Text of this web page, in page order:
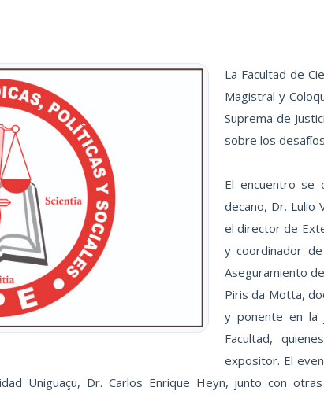
La Facultad de
Magistral y
Suprema de
sobre los
El encuentro se
decano, Dr. Lulio
el director de
y coordinador
Aseguramiento
Piris da Motta,
y ponente en la
Facultad,
expositor. El
Uniguaçu, Dr. Carlos Enrique Heyn, junto con